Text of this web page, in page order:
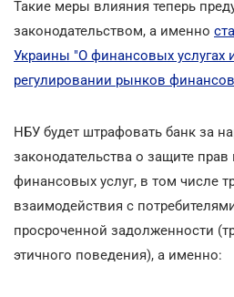
Такие меры влияния теперь
законодательством, а именно
Украины "О финансовых услугах
регулировании рынков
НБУ будет штрафовать банк за
законодательства о защите прав
финансовых услуг, в том числе
взаимодействия с
просроченной задолженности
этичного поведения), а именно: